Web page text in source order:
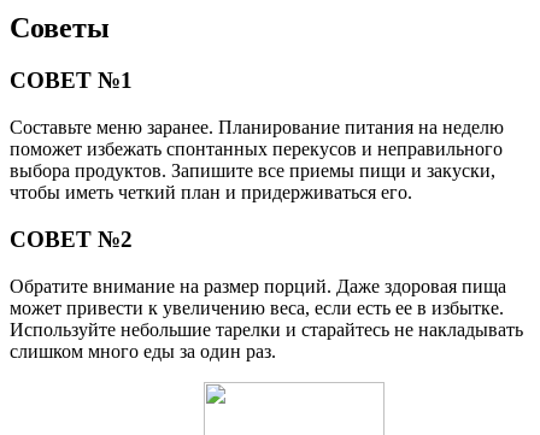
Советы
СОВЕТ №1
Составьте меню заранее. Планирование питания на неделю
поможет избежать спонтанных перекусов и неправильного
выбора продуктов. Запишите все приемы пищи и закуски,
чтобы иметь четкий план и придерживаться его.
СОВЕТ №2
Обратите внимание на размер порций. Даже здоровая пища
может привести к увеличению веса, если есть ее в избытке.
Используйте небольшие тарелки и старайтесь не накладывать
слишком много еды за один раз.